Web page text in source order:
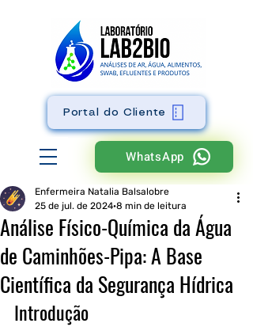
WhatsApp
Portal do Cliente
Análise Físico-Química da Água
de Caminhões-Pipa: A Base
Científica da Segurança Hídrica
Enfermeira Natalia Balsalobre
25 de jul. de 2024 8 min de leitura
Introdução